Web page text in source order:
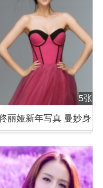
5张
丽娅新年写真 曼妙身